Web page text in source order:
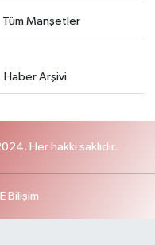
Tüm Manşetler
Haber Arşivi
Her hakkı saklıdır.
Bilişim